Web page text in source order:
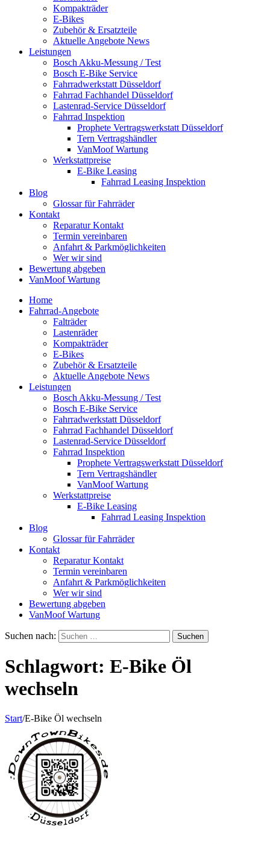
Kompakträder
E-Bikes
Zubehör & Ersatzteile
Aktuelle Angebote News
Leistungen
Bosch Akku-Messung / Test
Bosch E-Bike Service
Fahrradwerkstatt Düsseldorf
Fahrrad Fachhandel Düsseldorf
Lastenrad-Service Düsseldorf
Fahrrad Inspektion
Prophete Vertragswerkstatt Düsseldorf
Tern Vertragshändler
VanMoof Wartung
Werkstattpreise
E-Bike Leasing
Fahrrad Leasing Inspektion
Blog
Glossar für Fahrräder
Kontakt
Reparatur Kontakt
Termin vereinbaren
Anfahrt & Parkmöglichkeiten
Wer wir sind
Bewertung abgeben
VanMoof Wartung
Home
Fahrrad-Angebote
Falträder
Lastenräder
Kompakträder
E-Bikes
Zubehör & Ersatzteile
Aktuelle Angebote News
Leistungen
Bosch Akku-Messung / Test
Bosch E-Bike Service
Fahrradwerkstatt Düsseldorf
Fahrrad Fachhandel Düsseldorf
Lastenrad-Service Düsseldorf
Fahrrad Inspektion
Prophete Vertragswerkstatt Düsseldorf
Tern Vertragshändler
VanMoof Wartung
Werkstattpreise
E-Bike Leasing
Fahrrad Leasing Inspektion
Blog
Glossar für Fahrräder
Kontakt
Reparatur Kontakt
Termin vereinbaren
Anfahrt & Parkmöglichkeiten
Wer wir sind
Bewertung abgeben
VanMoof Wartung
Suchen nach:
Schlagwort: E-Bike Öl
wechseln
Start/E-Bike Öl wechseln